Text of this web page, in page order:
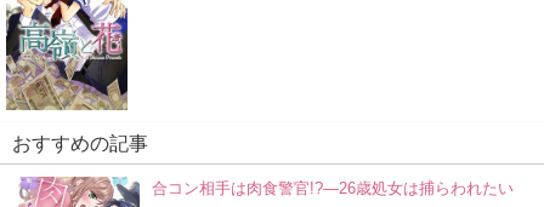
おすすめの記事
合コン相手は肉食警官!?―26歳処女は捕らわれたい